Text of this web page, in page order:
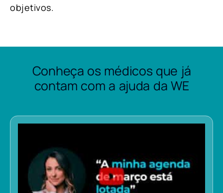
objetivos.
Conheça os médicos que já
contam com a ajuda da WE